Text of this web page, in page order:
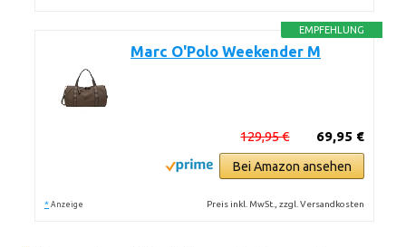
EMPFEHLUNG
Marc O'Polo Weekender M
69,95 €
129,95 €
Bei Amazon ansehen
* Anzeige Preis inkl. MwSt., zzgl. Versandkosten